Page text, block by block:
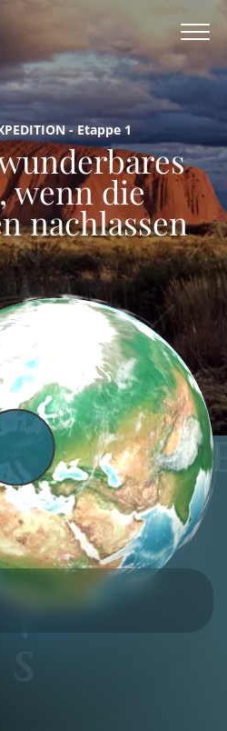
- Etappe 1
wenn die
nachlassen